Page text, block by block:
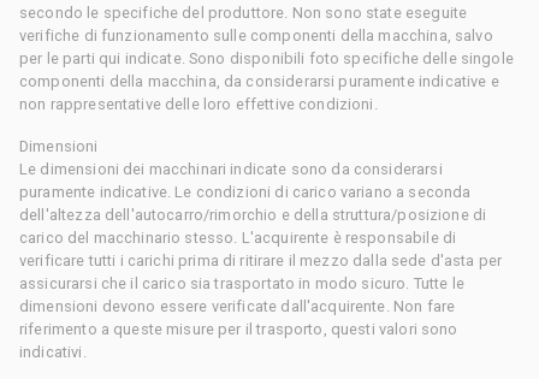
secondo le specifiche del produttore. Non sono state eseguite
verifiche di funzionamento sulle componenti della macchina, salvo
per le parti qui indicate. Sono disponibili foto specifiche delle singole
componenti della macchina, da considerarsi puramente indicative e
non rappresentative delle loro effettive condizioni.
Dimensioni
Le dimensioni dei macchinari indicate sono da considerarsi
puramente indicative. Le condizioni di carico variano a seconda
dell'altezza dell'autocarro/rimorchio e della struttura/posizione di
carico del macchinario stesso. L'acquirente è responsabile di
verificare tutti i carichi prima di ritirare il mezzo dalla sede d'asta per
assicurarsi che il carico sia trasportato in modo sicuro. Tutte le
dimensioni devono essere verificate dall'acquirente. Non fare
riferimento a queste misure per il trasporto, questi valori sono
indicativi.